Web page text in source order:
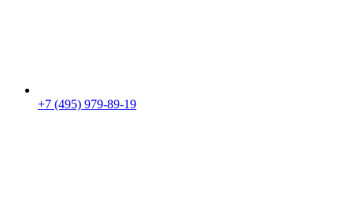
+7 (495) 979-89-19